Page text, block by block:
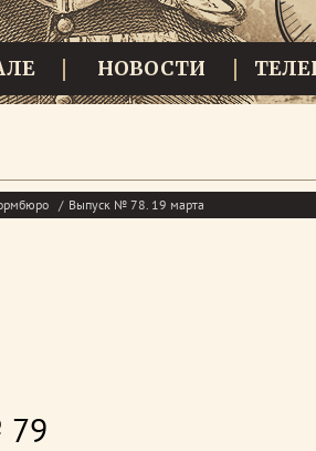
НОВОСТИ
Выпуск № 78. 19 марта